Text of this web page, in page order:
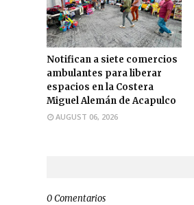
Notifican a siete comercios
ambulantes para liberar
espacios en la Costera
Miguel Alemán de Acapulco
AUGUST 06, 2026
0 Comentarios